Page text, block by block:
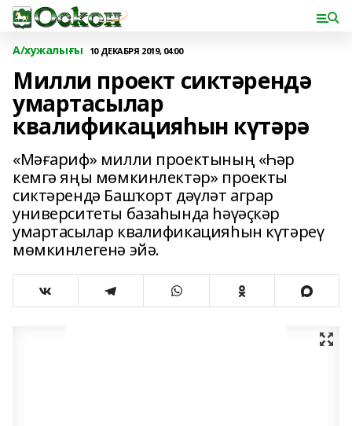
А/хужалығы 10 ДЕКАБРЯ 2019, 04:00
Милли проект сиктәрендә
умартасылар
квалификацияһын күтәрә
«Мәғариф» милли проектының «Һәр
кемгә яңы мөмкинлектәр» проекты
сиктәрендә Башҡорт дәүләт аграр
университеты базаһында һәүәҫкәр
умартасылар квалификацияһын күтәреү
мөмкинлегенә эйә.